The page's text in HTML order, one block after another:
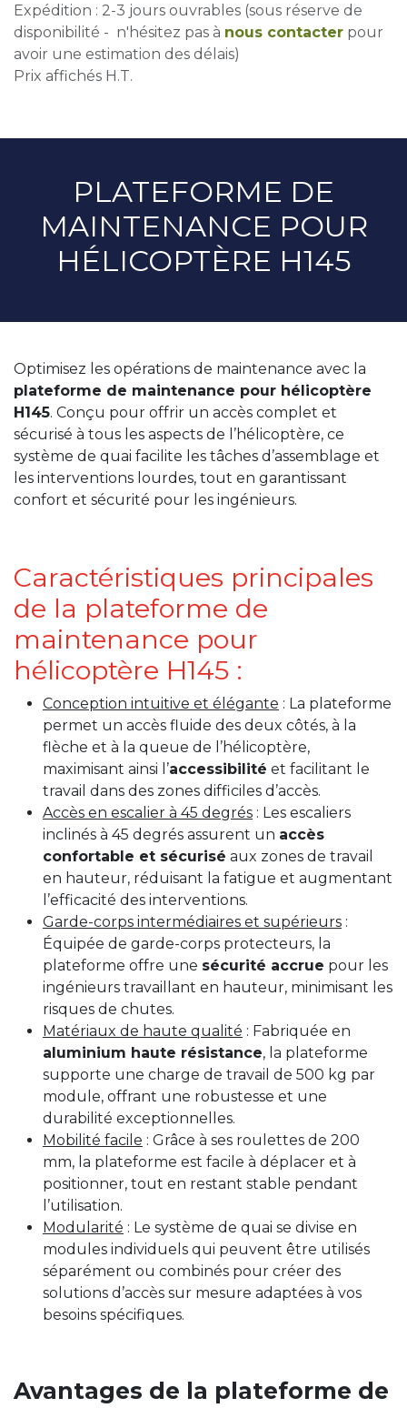
Expédition : 2-3 jours ouvrables (sous réserve de
disponibilité - n'hésitez pas à nous contacter pour
avoir une estimation des délais)
Prix affichés H.T.
PLATEFORME DE
MAINTENANCE POUR
HÉLICOPTÈRE H145
Optimisez les opérations de maintenance avec la
plateforme de maintenance pour hélicoptère
H145. Conçu pour offrir un accès complet et
sécurisé à tous les aspects de l’hélicoptère, ce
système de quai facilite les tâches d’assemblage et
les interventions lourdes, tout en garantissant
confort et sécurité pour les ingénieurs.
Caractéristiques principales
de la plateforme de
maintenance pour
hélicoptère H145 :
Conception intuitive et élégante : La plateforme
permet un accès fluide des deux côtés, à la
flèche et à la queue de l’hélicoptère,
maximisant ainsi l’accessibilité et facilitant le
travail dans des zones difficiles d’accès.
Accès en escalier à 45 degrés : Les escaliers
inclinés à 45 degrés assurent un accès
confortable et sécurisé aux zones de travail
en hauteur, réduisant la fatigue et augmentant
l’efficacité des interventions.
Garde-corps intermédiaires et supérieurs :
Équipée de garde-corps protecteurs, la
plateforme offre une sécurité accrue pour les
ingénieurs travaillant en hauteur, minimisant les
risques de chutes.
Matériaux de haute qualité : Fabriquée en
aluminium haute résistance, la plateforme
supporte une charge de travail de 500 kg par
module, offrant une robustesse et une
durabilité exceptionnelles.
Mobilité facile : Grâce à ses roulettes de 200
mm, la plateforme est facile à déplacer et à
positionner, tout en restant stable pendant
l’utilisation.
Modularité : Le système de quai se divise en
modules individuels qui peuvent être utilisés
séparément ou combinés pour créer des
solutions d’accès sur mesure adaptées à vos
besoins spécifiques.
Avantages de la plateforme de